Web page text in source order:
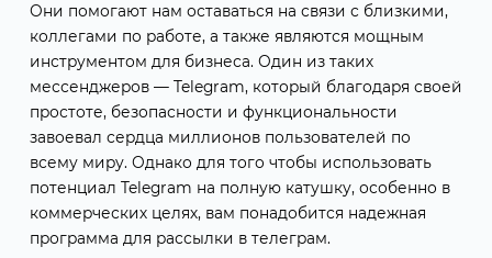
Они помогают нам оставаться на связи с близкими,
коллегами по работе, а также являются мощным
инструментом для бизнеса. Один из таких
мессенджеров — Telegram, который благодаря своей
простоте, безопасности и функциональности
завоевал сердца миллионов пользователей по
всему миру. Однако для того чтобы использовать
потенциал Telegram на полную катушку, особенно в
коммерческих целях, вам понадобится надежная
программа для рассылки в телеграм.